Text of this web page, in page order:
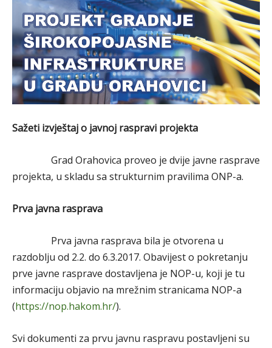
Sažeti izvještaj o javnoj raspravi projekta
Grad Orahovica proveo je dvije javne rasprave
projekta, u skladu sa strukturnim pravilima ONP-a.
Prva javna rasprava
Prva javna rasprava bila je otvorena u
razdoblju od 2.2. do 6.3.2017. Obavijest o pokretanju
prve javne rasprave dostavljena je NOP-u, koji je tu
informaciju objavio na mrežnim stranicama NOP-a
(https://nop.hakom.hr/).
Svi dokumenti za prvu javnu raspravu postavljeni su